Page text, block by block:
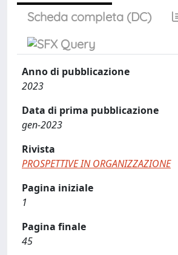
Scheda completa (DC)
Anno di pubblicazione
2023
Data di prima pubblicazione
gen-2023
Rivista
PROSPETTIVE IN ORGANIZZAZIONE
Pagina iniziale
1
Pagina finale
45